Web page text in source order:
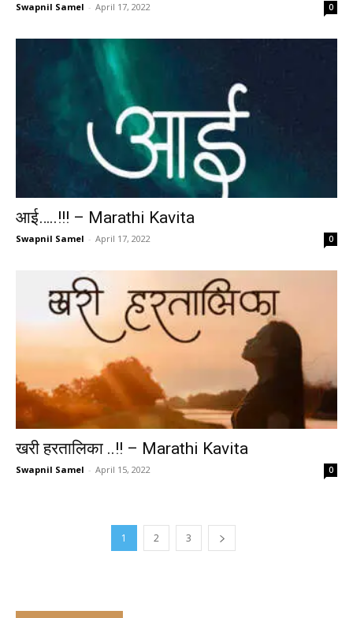
Swapnil Samel - April 17, 2022 0
आई…..!!! – Marathi Kavita
Swapnil Samel - April 17, 2022 0
खरी हरतालिका ..!! – Marathi Kavita
Swapnil Samel - April 15, 2022 0
1 2 3